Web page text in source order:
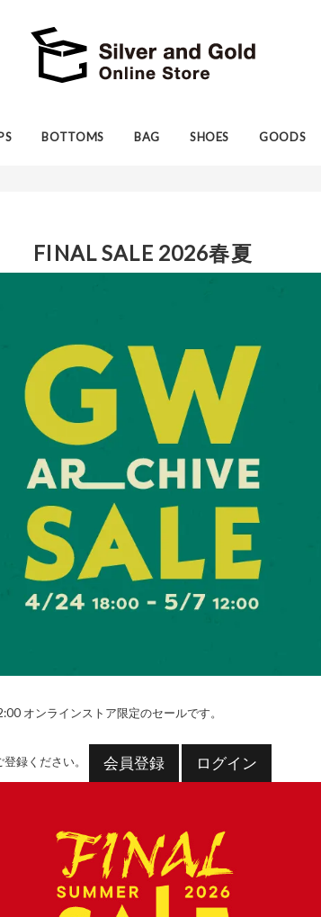
BOTTOMS BAG SHOES GOODS
FINAL SALE 2026春夏
オンラインストア限定のセールです。
録ください。
会員登録 ログイン